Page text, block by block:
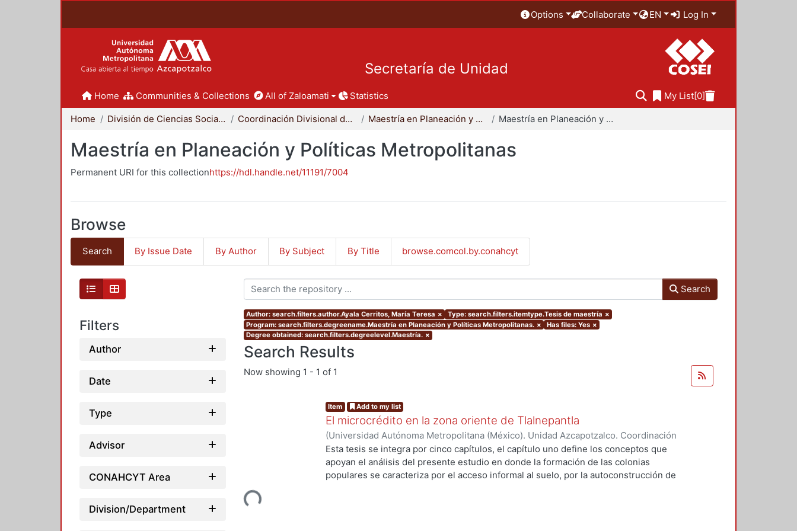
Options Collaborate EN Log In
Secretaría de Unidad
Home Communities & Collections All of Zaloamati Statistics My List[0]
Home División de Ciencias Sociales y Humanidades Coordinación Divisional de Posgrado Maestría en Planeación y Políticas Metropolitanas Maestría en Planeación y Políticas Metropolitanas
Maestría en Planeación y Políticas Metropolitanas
Permanent URI for this collectionhttps://hdl.handle.net/11191/7004
Browse
Search By Issue Date By Author By Subject By Title browse.comcol.by.conahcyt
Filters
Author
Date
Type
Advisor
CONAHCYT Area
Division/Department
Search
Author: search.filters.author.Ayala Cerritos, María Teresa × Type: search.filters.itemtype.Tesis de maestría ×
Program: search.filters.degreename.Maestría en Planeación y Políticas Metropolitanas. × Has files: Yes ×
Degree obtained: search.filters.degreelevel.Maestría. ×
Search Results
Now showing 1 - 1 of 1
Loading...
Item Add to my list
El microcrédito en la zona oriente de Tlalnepantla
(Universidad Autónoma Metropolitana (México). Unidad Azcapotzalco. Coordinación
de Servicios de Información.,2022-08-19) Ayala Cerritos, María Teresa
Esta tesis se integra por cinco capítulos, el capítulo uno define los conceptos que
apoyan el análisis del presente estudio en donde la formación de las colonias
populares se caracteriza por el acceso informal al suelo, por la autoconstrucción de